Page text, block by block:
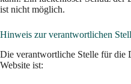
ist nicht möglich.
Hinweis zur verantwortlichen
Die verantwortliche Stelle für die
Website ist: